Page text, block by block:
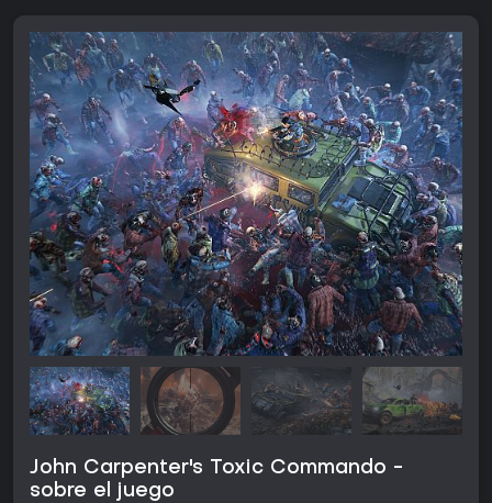
John Carpenter's Toxic Commando -
sobre el juego